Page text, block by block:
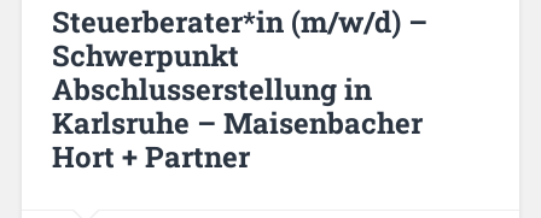
Steuerberater*in (m/w/d) –
Schwerpunkt
Abschlusserstellung in
Karlsruhe – Maisenbacher
Hort + Partner